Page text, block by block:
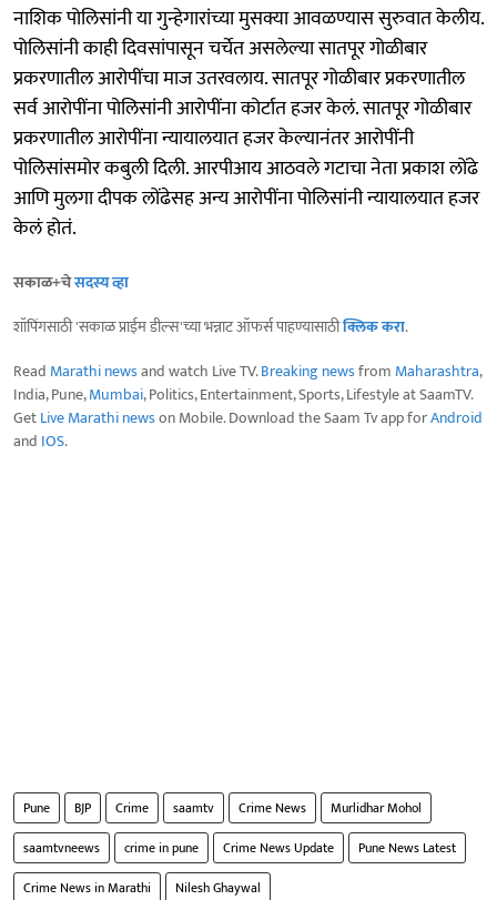
नाशिक पोलिसांनी या गुन्हेगारांच्या मुसक्या आवळण्यास सुरुवात केलीय.
पोलिसांनी काही दिवसांपासून चर्चेत असलेल्या सातपूर गोळीबार
प्रकरणातील आरोपींचा माज उतरवलाय. सातपूर गोळीबार प्रकरणातील
सर्व आरोपींना पोलिसांनी आरोपींना कोर्टात हजर केलं. सातपूर गोळीबार
प्रकरणातील आरोपींना न्यायालयात हजर केल्यानंतर आरोपींनी
पोलिसांसमोर कबुली दिली. आरपीआय आठवले गटाचा नेता प्रकाश लोंढे
आणि मुलगा दीपक लोंढेसह अन्य आरोपींना पोलिसांनी न्यायालयात हजर
केलं होतं.
सकाळ+चेसदस्य व्हा
शॉपिंगसाठी 'सकाळ प्राईम डील्स'च्या भन्नाट ऑफर्स पाहण्यासाठीक्लिक करा.
Read Marathi newsand watch Live TV.Breaking newsfrom Maharashtra,
India, Pune,Mumbai, Politics, Entertainment, Sports, Lifestyle at SaamTV.
GetLive Marathi newson Mobile. Download the Saam Tv app forAndroid
and IOS.
Pune BJP Crime saamtv Crime News
Murlidhar Mohol
saamtvneews
crime in pune Crime News Update
Pune News Latest
Crime News in Marathi
Nilesh Ghaywal